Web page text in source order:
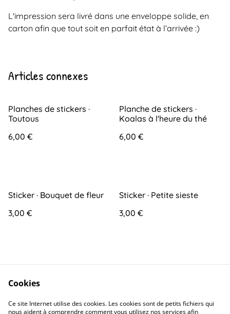
L'impression sera livré dans une enveloppe solide, en
carton afin que tout soit en parfait état à l’arrivée :)
Articles connexes
Planches de stickers ·
Toutous
6,00 €
Planche de stickers ·
Koalas à l'heure du thé
6,00 €
Sticker · Bouquet de fleur
3,00 €
Sticker · Petite sieste
3,00 €
Contact Conditions générales
Cookies
Ce site Internet utilise des cookies. Les cookies sont de petits fichiers qui
nous aident à comprendre comment vous utilisez nos services afin